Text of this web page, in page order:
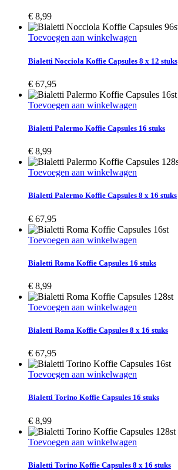
€ 8,99
Toevoegen aan winkelwagen
Bialetti Nocciola Koffie Capsules 8 x 12 stuks
€ 67,95
Toevoegen aan winkelwagen
Bialetti Palermo Koffie Capsules 16 stuks
€ 8,99
Toevoegen aan winkelwagen
Bialetti Palermo Koffie Capsules 8 x 16 stuks
€ 67,95
Toevoegen aan winkelwagen
Bialetti Roma Koffie Capsules 16 stuks
€ 8,99
Toevoegen aan winkelwagen
Bialetti Roma Koffie Capsules 8 x 16 stuks
€ 67,95
Toevoegen aan winkelwagen
Bialetti Torino Koffie Capsules 16 stuks
€ 8,99
Toevoegen aan winkelwagen
Bialetti Torino Koffie Capsules 8 x 16 stuks